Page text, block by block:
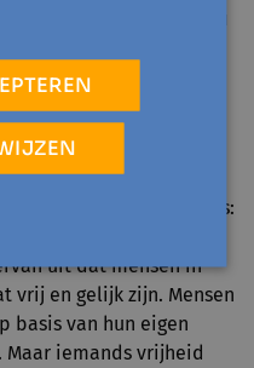
bieden voor jou
uitdagingen van de
grijp ik terug naar een
van John Rawls, een
jaar geleden werd
in de politieke filosofie is:
in het individuele
uit dat mensen in
vrij en gelijk zijn. Mensen
basis van hun eigen
Maar iemands vrijheid